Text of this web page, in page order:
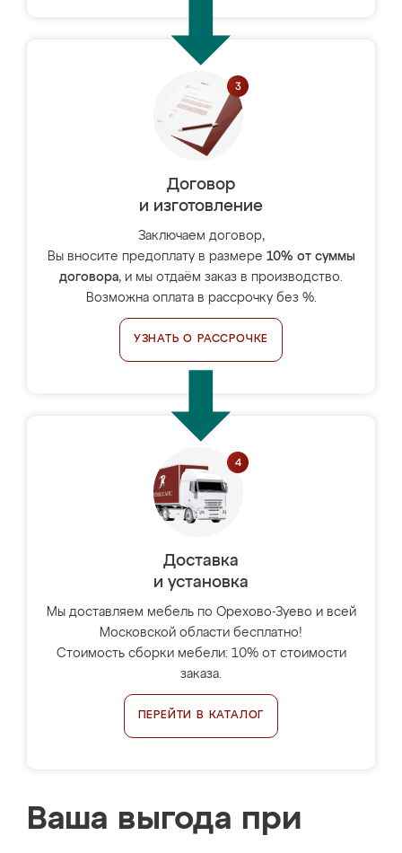
Договор
и изготовление
Заключаем договор,
Вы вносите предоплату в размере 10% от суммы
договора, и мы отдаём заказ в производство.
Возможна оплата в рассрочку без %.
УЗНАТЬ О РАССРОЧКЕ
Доставка
и установка
Мы доставляем мебель по Орехово-Зуево и всей
Московской области бесплатно!
Стоимость сборки мебели: 10% от стоимости
заказа.
ПЕРЕЙТИ В КАТАЛОГ
Ваша выгода при